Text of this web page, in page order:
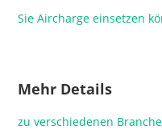
Sie Aircharge einsetzen
Mehr Details
zu verschiedenen